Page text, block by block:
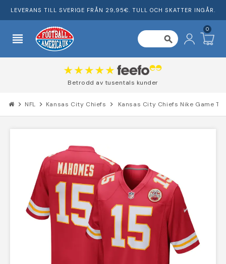
LEVERANS TILL SVERIGE FRÅN 29,95€. TULL OCH SKATTER INGÅR.
view_headline search
0
Betrodd av tusentals kunder
chevron_right NFL chevron_right Kansas City Chiefs chevron_right Kansas City Chiefs Nike Game